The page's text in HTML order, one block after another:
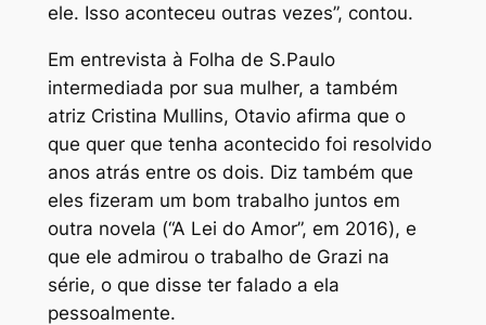
ele. Isso aconteceu outras vezes”, contou.
Em entrevista à Folha de S.Paulo
intermediada por sua mulher, a também
atriz Cristina Mullins, Otavio afirma que o
que quer que tenha acontecido foi resolvido
anos atrás entre os dois. Diz também que
eles fizeram um bom trabalho juntos em
outra novela (“A Lei do Amor”, em 2016), e
que ele admirou o trabalho de Grazi na
série, o que disse ter falado a ela
pessoalmente.